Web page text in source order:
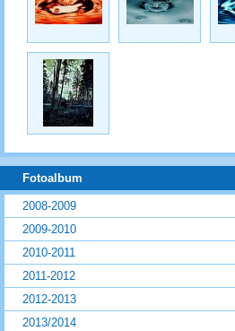
Fotoalbum
2008-2009
2009-2010
2010-2011
2011-2012
2012-2013
2013/2014